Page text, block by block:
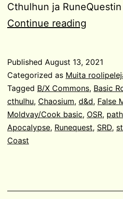
Cthulhun ja
Continue reading
Published August 13, 2021
Categorized as Muita
Tagged B/X Commons, Basic
cthulhu, Chaosium, d&d, False
Moldvay/Cook basic, OSR,
Apocalypse, Runequest, SRD,
Coast